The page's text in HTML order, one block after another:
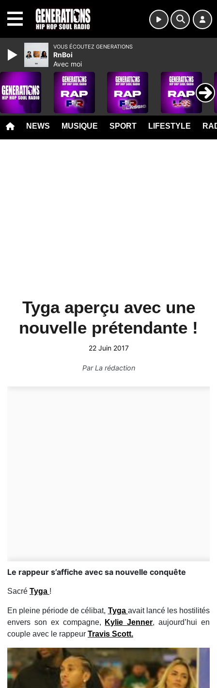
NEWS MUSIQUE SPORT LIFESTYLE
Tyga aperçu avec une
nouvelle prétendante !
22 Juin 2017
ParLa rédaction
Le rappeur s’affiche avec sa nouvelle conquête
Sacré Tyga !
En pleine période de célibat, Tyga avait lancé les hostilités
envers son ex compagne,
Kylie Jenner, aujourd’hui en
couple avec le rappeur Travis Scott.
VOUS ÉCOUTEZ GENERATIONS
RnBoi
Avec moi